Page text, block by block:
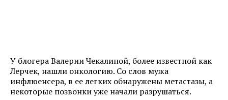
У блогера Валерии Чекалиной, более известной как
Лерчек, нашли онкологию. Со слов мужа
инфлюенсера, в ее легких обнаружены метастазы, а
некоторые позвонки уже начали разрушаться.